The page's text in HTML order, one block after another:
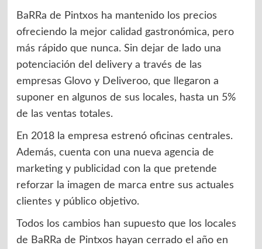
BaRRa de Pintxos ha mantenido los precios
ofreciendo la mejor calidad gastronómica, pero
más rápido que nunca. Sin dejar de lado una
potenciación del delivery a través de las
empresas Glovo y Deliveroo, que llegaron a
suponer en algunos de sus locales, hasta un 5%
de las ventas totales.
En 2018 la empresa estrenó oficinas centrales.
Además, cuenta con una nueva agencia de
marketing y publicidad con la que pretende
reforzar la imagen de marca entre sus actuales
clientes y público objetivo.
Todos los cambios han supuesto que los locales
de BaRRa de Pintxos hayan cerrado el año en